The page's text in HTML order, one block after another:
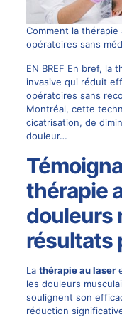
Comment la
opératoires sans
EN BREF En bref, la
invasive qui réduit
opératoires sans
Montréal, cette
cicatrisation, de
douleur…
thérapie
douleurs
résultats
La thérapie au laser
les douleurs
soulignent son
réduction